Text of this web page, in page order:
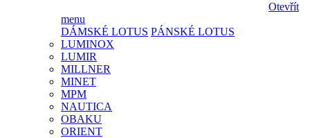
Otevřít
menu
DÁMSKÉ LOTUS PÁNSKÉ LOTUS
LUMINOX
LUMIR
MILLNER
MINET
MPM
NAUTICA
OBAKU
ORIENT